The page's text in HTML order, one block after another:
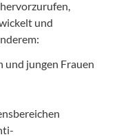
und
und jungen Frauen